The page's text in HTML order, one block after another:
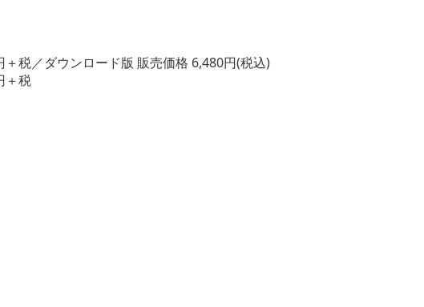
税／ダウンロード版 販売価格 6,480円(税込)
＋税